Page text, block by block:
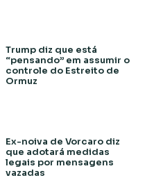
Trump diz que está
“pensando” em assumir o
controle do Estreito de
Ormuz
Ex-noiva de Vorcaro diz
que adotará medidas
legais por mensagens
vazadas